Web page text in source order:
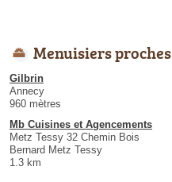
Menuisiers proches
Gilbrin
Annecy
960 mètres
Mb Cuisines et Agencements
Metz Tessy 32 Chemin Bois
Bernard Metz Tessy
1.3 km